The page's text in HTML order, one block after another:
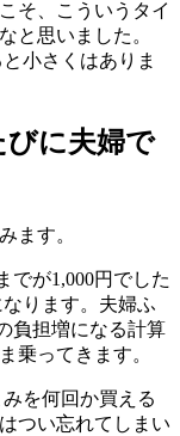
そ、こういうタイ
と思いました。
小さくはありま
に夫婦で
ます。
でが1,000円でした
ります。夫婦ふ
負担増になる計算
乗ってきます。
を何回か買える
つい忘れてしまい